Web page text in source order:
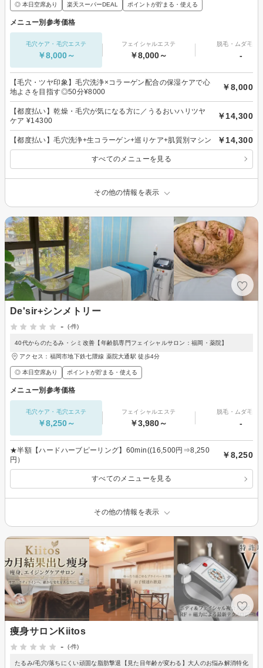
◎ 本日空席あり 楽天スーパーDEAL ポイントが貯まる・使える
メニュー別参考価格
毛穴ケア・毛穴エステ
￥8,000～
フェイシャルエステ
￥8,000～
脱毛・ムダ毛処
-
【毛穴・ツヤ印象】毛穴洗浄×コラーゲン配合の保湿ケアで心
地よさを目指す◎50分¥8000
￥8,000
【都度払い】乾燥・毛穴が気になる方に／うるおいハリツヤ
ケア ¥14300
￥14,300
【都度払い】毛穴洗浄+生コラーゲン+巡りケア+肌質別マシン ￥14,300
すべてのメニューを見る
その他の情報を表示
De'sir+シンメトリー
-
(-件)
40代からのたるみ・シミ改善【年齢肌専門フェイシャルサロン：福岡・薬院】
アクセス：福岡市地下鉄七隈線 薬院大通駅 徒歩4分
◎ 本日空席あり ポイントが貯まる・使える
メニュー別参考価格
毛穴ケア・毛穴エステ
￥8,250～
フェイシャルエステ
￥3,980～
脱毛・ムダ毛処
-
★半額【ハードハーブピーリング】60min((16,500円⇒8,250
円）
￥8,250
すべてのメニューを見る
その他の情報を表示
痩身サロンKiitos
-
(-件)
たるみ/毛穴/落ちにくい頑固な脂肪撃退【見た目年齢が変わる】大人のお悩み解消特化